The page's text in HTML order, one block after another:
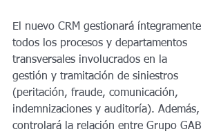
El nuevo CRM gestionará íntegramente
todos los procesos y departamentos
transversales involucrados en la
gestión y tramitación de siniestros
(peritación, fraude, comunicación,
indemnizaciones y auditoría). Además,
controlará la relación entre Grupo GAB